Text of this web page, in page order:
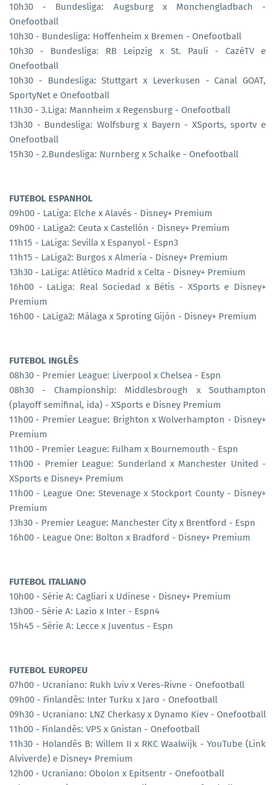
10h30 - Bundesliga: Augsburg x Monchengladbach -
Onefootball
10h30 - Bundesliga: Hoffenheim x Bremen - Onefootball
10h30 - Bundesliga: RB Leipzig x St. Pauli - CazéTV e
Onefootball
10h30 - Bundesliga: Stuttgart x Leverkusen - Canal GOAT,
SportyNet e Onefootball
11h30 - 3.Liga: Mannheim x Regensburg - Onefootball
13h30 - Bundesliga: Wolfsburg x Bayern - XSports, sportv e
Onefootball
15h30 - 2.Bundesliga: Nurnberg x Schalke - Onefootball
FUTEBOL ESPANHOL
09h00 - LaLiga: Elche x Alavés - Disney+ Premium
09h00 - LaLiga2: Ceuta x Castellón - Disney+ Premium
11h15 - LaLiga: Sevilla x Espanyol - Espn3
11h15 - LaLiga2: Burgos x Almería - Disney+ Premium
13h30 - LaLiga: Atlético Madrid x Celta - Disney+ Premium
16h00 - LaLiga: Real Sociedad x Bétis - XSports e Disney+
Premium
16h00 - LaLiga2: Málaga x Sproting Gijón - Disney+ Premium
FUTEBOL INGLÊS
08h30 - Premier League: Liverpool x Chelsea - Espn
08h30 - Championship: Middlesbrough x Southampton
(playoff semifinal, ida) - XSports e Disney Premium
11h00 - Premier League: Brighton x Wolverhampton - Disney+
Premium
11h00 - Premier League: Fulham x Bournemouth - Espn
11h00 - Premier League: Sunderland x Manchester United -
XSports e Disney+ Premium
11h00 - League One: Stevenage x Stockport County - Disney+
Premium
13h30 - Premier League: Manchester City x Brentford - Espn
16h00 - League One: Bolton x Bradford - Disney+ Premium
FUTEBOL ITALIANO
10h00 - Série A: Cagliari x Udinese - Disney+ Premium
13h00 - Série A: Lazio x Inter - Espn4
15h45 - Série A: Lecce x Juventus - Espn
FUTEBOL EUROPEU
07h00 - Ucraniano: Rukh Lviv x Veres-Rivne - Onefootball
09h00 - Finlandês: Inter Turku x Jaro - Onefootball
09h30 - Ucraniano: LNZ Cherkasy x Dynamo Kiev - Onefootball
11h00 - Finlandês: VPS x Gnistan - Onefootball
11h30 - Holandês B: Willem II x RKC Waalwijk - YouTube (Link
Alviverde) e Disney+ Premium
12h00 - Ucraniano: Obolon x Epitsentr - Onefootball